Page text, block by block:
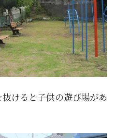
けると子供の遊び場があ